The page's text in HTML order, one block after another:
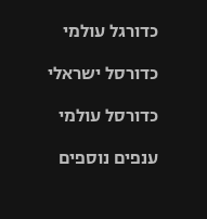
גביע הטוטו
כדורגל עולמי
האלופות
ליגה
כדורסל ישראלי
סל
כדורסל עולמי
ענפים נוספים